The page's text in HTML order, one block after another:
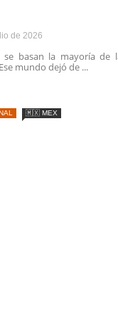
de 2026
basan la mayoría de
mundo dejó de ...
🇲🇽 MEX